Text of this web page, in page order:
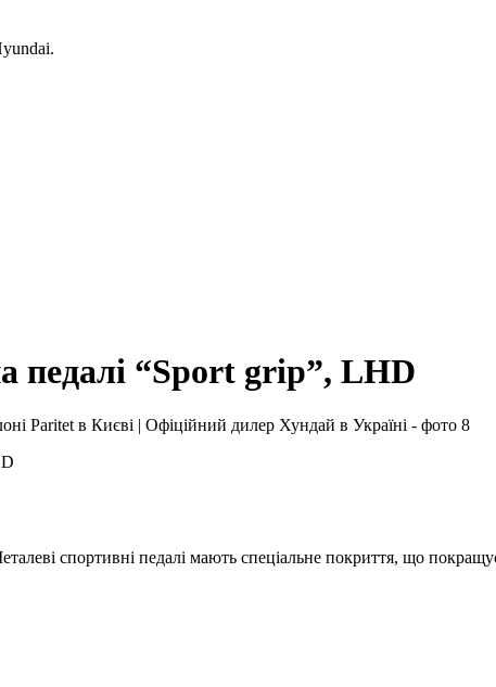
педалі “Sport grip”, LHD
спортивні педалі мають спеціальне покриття, що